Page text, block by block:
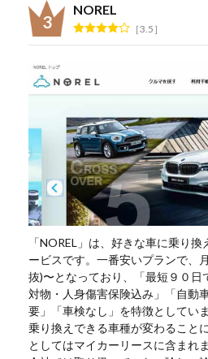
NOREL
3.5
「NOREL」は、好きな車に乗り
ービスです。一番安いプランで、
抜)〜となっており、「最短９０日
対物・人身傷害保険込み」「自動
要」「車検なし」を特徴としてい
乗り換えできる車種が変わること
としてはマイカーリースに含まれ